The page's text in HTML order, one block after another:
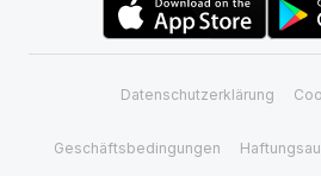
Datenschutzerklärung
Geschäftsbedingungen